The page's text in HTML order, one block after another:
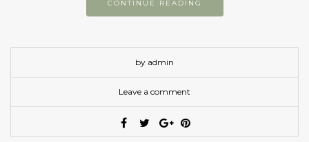
CONTINUE READING
by admin
Leave a comment